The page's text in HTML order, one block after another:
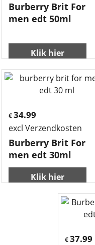
Burberry Brit For
men edt 50ml
Klik hier
€ 34.99
excl Verzendkosten
Burberry Brit For
men edt 30ml
Klik hier
€37.99